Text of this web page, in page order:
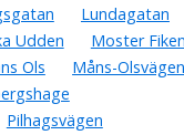
Lundagatan
Udden
Moster
Ols
Måns-
Pilhagsvägen